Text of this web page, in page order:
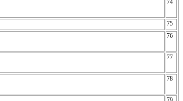
74
75
76
77
78